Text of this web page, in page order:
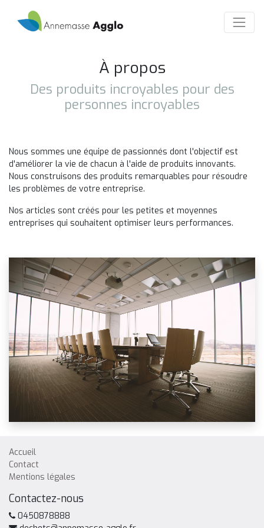
À propos
Des produits incroyables pour des
personnes incroyables
Nous sommes une équipe de passionnés dont l'objectif est
d'améliorer la vie de chacun à l'aide de produits innovants.
Nous construisons des produits remarquables pour résoudre
les problèmes de votre entreprise.
Nos articles sont créés pour les petites et moyennes
entreprises qui souhaitent optimiser leurs performances.
Accueil
Contact
Mentions légales
Contactez-nous
0450878888